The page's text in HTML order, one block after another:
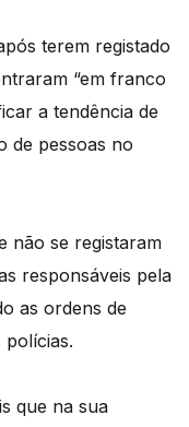
terem registado
“em franco
a tendência de
de pessoas no
não se registaram
responsáveis pela
as ordens de
que na sua